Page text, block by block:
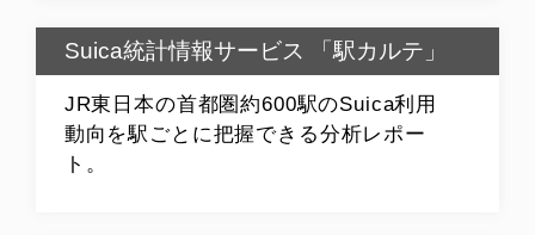
Suica統計情報サービス 「駅カルテ」
JR東日本の首都圏約600駅のSuica利用
動向を駅ごとに把握できる分析レポー
ト。